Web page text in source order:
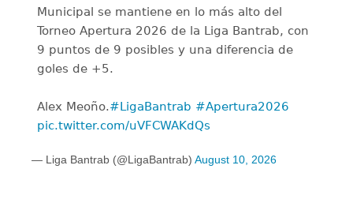
Municipal se mantiene en lo más alto del
Torneo Apertura 2026 de la Liga Bantrab, con
9 puntos de 9 posibles y una diferencia de
goles de +5.
Alex Meoño.#LigaBantrab #Apertura2026
pic.twitter.com/uVFCWAKdQs
— Liga Bantrab (@LigaBantrab) August 10, 2026